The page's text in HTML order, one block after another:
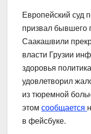
Европейский суд
призвал бывшего
Саакашвили
власти Грузии
здоровья
удовлетворил
из тюремной
этом сообщается
в фейсбуке.